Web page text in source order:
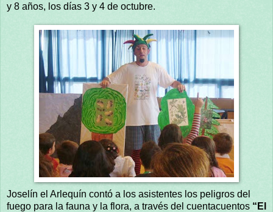
y 8 años, los días 3 y 4 de octubre.
Joselín el Arlequín contó a los asistentes los peligros del
fuego para la fauna y la flora, a través del cuentacuentos “El